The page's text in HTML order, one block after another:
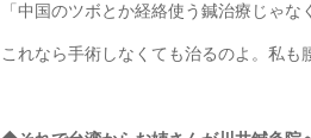
「中国のツボとか経絡使う鍼治療じゃ
これなら手術しなくても治るのよ。私も